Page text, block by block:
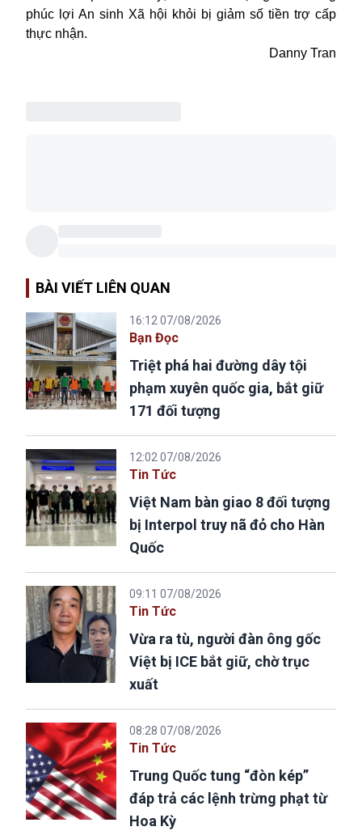
phúc lợi An sinh Xã hội khỏi bị giảm số tiền trợ cấp
thực nhận.
Danny Tran
BÀI VIẾT LIÊN QUAN
16:12 07/08/2026
Bạn Đọc
Triệt phá hai đường dây tội
phạm xuyên quốc gia, bắt giữ
171 đối tượng
12:02 07/08/2026
Tin Tức
Việt Nam bàn giao 8 đối tượng
bị Interpol truy nã đỏ cho Hàn
Quốc
09:11 07/08/2026
Tin Tức
Vừa ra tù, người đàn ông gốc
Việt bị ICE bắt giữ, chờ trục
xuất
08:28 07/08/2026
Tin Tức
Trung Quốc tung “đòn kép”
đáp trả các lệnh trừng phạt từ
Hoa Kỳ